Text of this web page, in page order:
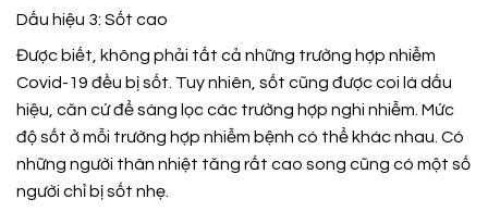
Dấu hiệu 3: Sốt cao
Được biết, không phải tất cả những trường hợp nhiễm
Covid-19 đều bị sốt. Tuy nhiên, sốt cũng được coi là dấu
hiệu, căn cứ để sàng lọc các trường hợp nghi nhiễm. Mức
độ sốt ở mỗi trường hợp nhiễm bệnh có thể khác nhau. Có
những người thân nhiệt tăng rất cao song cũng có một số
người chỉ bị sốt nhẹ.